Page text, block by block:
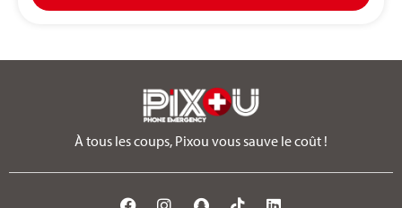
À tous les coups, Pixou vous sauve le coût !